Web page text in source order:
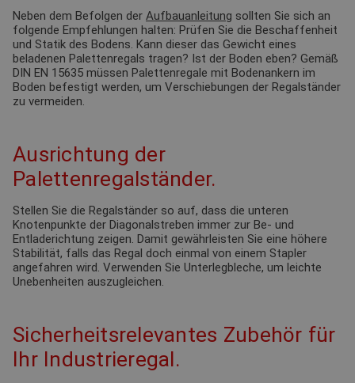
Neben dem Befolgen der Aufbauanleitung sollten Sie sich an
folgende Empfehlungen halten: Prüfen Sie die Beschaffenheit
und Statik des Bodens. Kann dieser das Gewicht eines
beladenen Palettenregals tragen? Ist der Boden eben? Gemäß
DIN EN 15635 müssen Palettenregale mit Bodenankern im
Boden befestigt werden, um Verschiebungen der Regalständer
zu vermeiden.
Ausrichtung der
Palettenregalständer.
Stellen Sie die Regalständer so auf, dass die unteren
Knotenpunkte der Diagonalstreben immer zur Be- und
Entladerichtung zeigen. Damit gewährleisten Sie eine höhere
Stabilität, falls das Regal doch einmal von einem Stapler
angefahren wird. Verwenden Sie Unterlegbleche, um leichte
Unebenheiten auszugleichen.
Sicherheitsrelevantes Zubehör für
Ihr Industrieregal.